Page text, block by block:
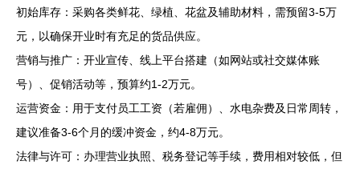
初始库存：采购各类鲜花、绿植、花盆及辅助材料，需预留3-5万
元，以确保开业时有充足的货品供应。
营销与推广：开业宣传、线上平台搭建（如网站或社交媒体账
号）、促销活动等，预算约1-2万元。
运营资金：用于支付员工工资（若雇佣）、水电杂费及日常周转，
建议准备3-6个月的缓冲资金，约4-8万元。
法律与许可：办理营业执照、税务登记等手续，费用相对较低，但